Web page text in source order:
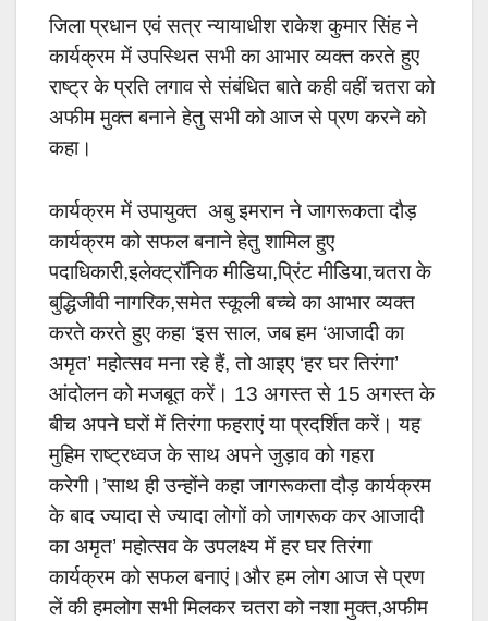
जिला प्रधान एवं सत्र न्यायाधीश राकेश कुमार सिंह ने
कार्यक्रम में उपस्थित सभी का आभार व्यक्त करते हुए
राष्ट्र के प्रति लगाव से संबंधित बाते कही वहीं चतरा को
अफीम मुक्त बनाने हेतु सभी को आज से प्रण करने को
कहा।
कार्यक्रम में उपायुक्त अबु इमरान ने जागरूकता दौड़
कार्यक्रम को सफल बनाने हेतु शामिल हुए
पदाधिकारी,इलेक्ट्रॉनिक मीडिया,प्रिंट मीडिया,चतरा के
बुद्धिजीवी नागरिक,समेत स्कूली बच्चे का आभार व्यक्त
करते करते हुए कहा ‘इस साल, जब हम ‘आजादी का
अमृत’ महोत्सव मना रहे हैं, तो आइए ‘हर घर तिरंगा’
आंदोलन को मजबूत करें। 13 अगस्त से 15 अगस्त के
बीच अपने घरों में तिरंगा फहराएं या प्रदर्शित करें। यह
मुहिम राष्ट्रध्वज के साथ अपने जुड़ाव को गहरा
करेगी।’साथ ही उन्होंने कहा जागरूकता दौड़ कार्यक्रम
के बाद ज्यादा से ज्यादा लोगों को जागरूक कर आजादी
का अमृत’ महोत्सव के उपलक्ष्य में हर घर तिरंगा
कार्यक्रम को सफल बनाएं।और हम लोग आज से प्रण
लें की हमलोग सभी मिलकर चतरा को नशा मुक्त,अफीम